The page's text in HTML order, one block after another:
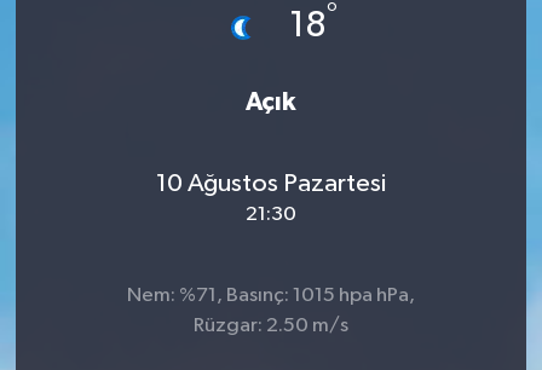
18°
Açık
10 Ağustos Pazartesi
21:30
Nem: %71, Basınç: 1015 hpa hPa,
Rüzgar: 2.50 m/s